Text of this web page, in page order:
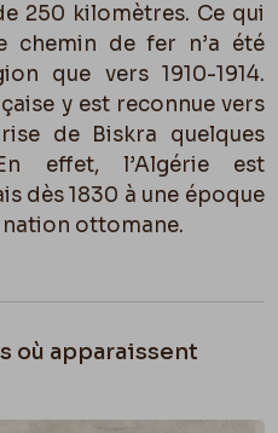
250 kilomètres. Ce qui
chemin de fer n’a été
que vers 1910-1914.
y est reconnue vers
de Biskra quelques
effet, l’Algérie est
dès 1830 à une époque
ottomane.
où apparaissent